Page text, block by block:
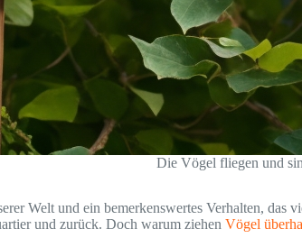
Die Vögel fliegen und
Welt und ein bemerkenswertes Verhalten,
und zurück. Doch warum ziehen Vögel